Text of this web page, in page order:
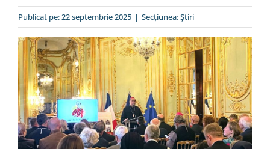
Special
Publicat pe: 22 septembrie 2025 | Secțiunea:Ştiri